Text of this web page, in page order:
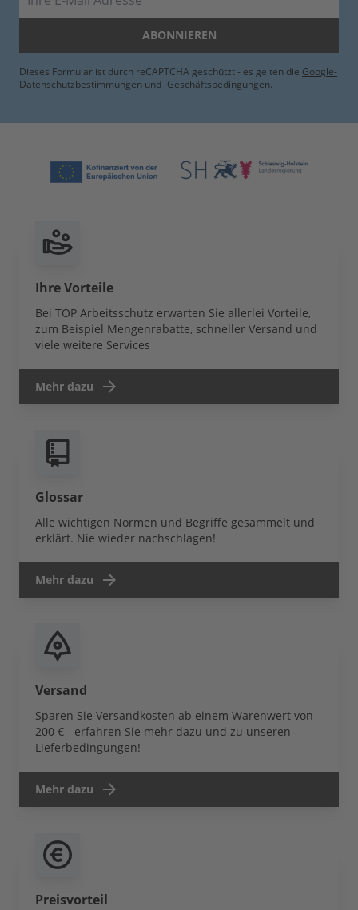
ABONNIEREN
Dieses Formular ist durch reCAPTCHA geschützt - es gelten die Google-
Datenschutzbestimmungen und -Geschäftsbedingungen.
Ihre Vorteile
Bei TOP Arbeitsschutz erwarten Sie allerlei Vorteile,
zum Beispiel Mengenrabatte, schneller Versand und
viele weitere Services
Mehr dazu
Glossar
Alle wichtigen Normen und Begriffe gesammelt und
erklärt. Nie wieder nachschlagen!
Mehr dazu
Versand
Sparen Sie Versandkosten ab einem Warenwert von
200 € - erfahren Sie mehr dazu und zu unseren
Lieferbedingungen!
Mehr dazu
Preisvorteil